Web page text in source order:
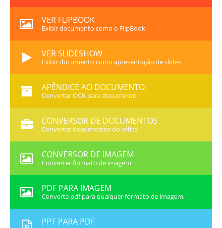
VER FLIPBOOK
Exibir documento como o FlipBook
VER SLIDESHOW
Exibir documento como apresentação de slides
APÊNDICE AO DOCUMENTO:
Converter OCR para documento
CONVERSOR DE DOCUMENTOS
Converter documentos do office
CONVERSOR DE IMAGEM
Converter formato de imagem
PDF PARA IMAGEM
Converta pdf para qualquer formato de imagem
PPT PARA PDF